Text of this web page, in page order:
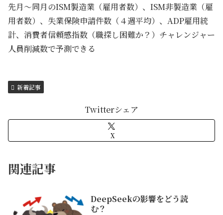
先月～同月のISM製造業（雇用者数）、ISM非製造業（雇
用者数）、失業保険申請件数（４週平均）、ADP雇用統
計、消費者信頼感指数（職探し困難か？）チャレンジャー
人員削減数で予測できる
新着記事
Twitterシェア
X
関連記事
DeepSeekの影響をどう読
む？